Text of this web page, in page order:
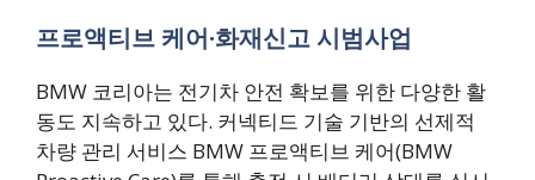
프로액티브 케어·화재신고 시범사업
BMW 코리아는 전기차 안전 확보를 위한 다양한 활
동도 지속하고 있다. 커넥티드 기술 기반의 선제적
차량 관리 서비스 BMW 프로액티브 케어(BMW